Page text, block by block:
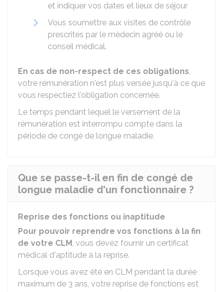
et indiquer vos dates et lieux de séjour
Vous soumettre aux visites de contrôle
prescrites par le médecin agréé ou le
conseil médical.
En cas de non-respect de ces obligations,
votre rémunération n'est plus versée jusqu'à ce que
vous respectiez l'obligation concernée.
Le temps pendant lequel le versement de la
rémunération est interrompu compte dans la
période de congé de longue maladie.
Que se passe-t-il en fin de congé de
longue maladie d'un fonctionnaire ?
Reprise des fonctions ou inaptitude
Pour pouvoir reprendre vos fonctions à la fin
de votre CLM, vous devez fournir un certificat
médical d'aptitude à la reprise.
Lorsque vous avez été en CLM pendant la durée
maximum de 3 ans, votre reprise de fonctions est